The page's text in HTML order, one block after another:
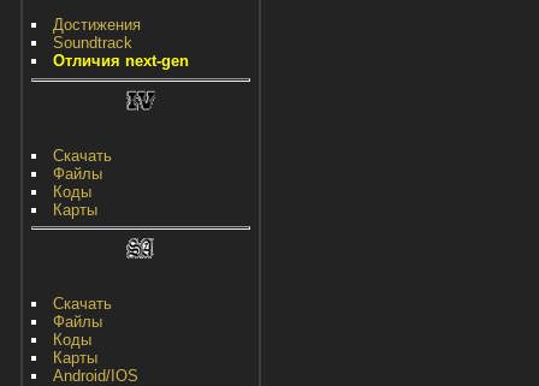
Достижения
Soundtrack
Отличия next-gen
Скачать
Файлы
Коды
Карты
Скачать
Файлы
Коды
Карты
Android/IOS